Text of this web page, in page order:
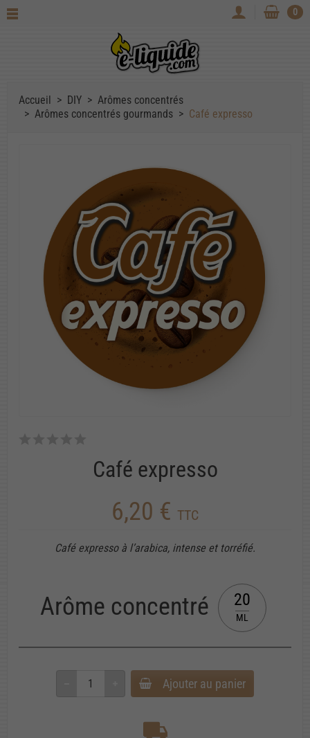
0
Accueil DIY
Arômes concentrés
Arômes concentrés gourmands
Café expresso
Café expresso
6,20 € TTC
Café expresso à l’arabica, intense et torréfié.
Arôme concentré 20
ML
Ajouter au panier